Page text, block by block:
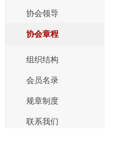
协会领导
协会章程
组织结构
会员名录
规章制度
联系我们